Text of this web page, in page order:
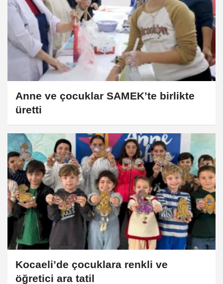
Anne ve çocuklar SAMEK’te birlikte
üretti
Kocaeli’de çocuklara renkli ve
öğretici ara tatil